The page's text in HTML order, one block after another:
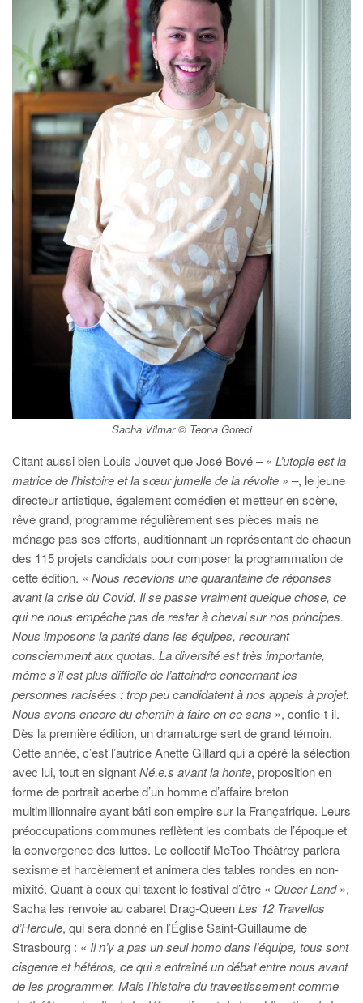
Sacha Vilmar © Teona Goreci
Citant aussi bien Louis Jouvet que José Bové – « L’utopie est la
matrice de l’histoire et la sœur jumelle de la révolte » –, le jeune
directeur artistique, également comédien et metteur en scène,
rêve grand, programme régulièrementses pièces mais ne
ménage pas ses efforts, auditionnant un représentant de chacun
des 115 projets candidats pour composer laprogrammation de
cette édition. « Nous recevions une quarantaine de réponses
avant la crise du Covid. Il se passe vraiment quelque chose, ce
qui ne nous empêche pas de rester à cheval sur nos principes.
Nous imposons la parité dans les équipes, recourant
consciemment aux quotas. La diversité est très importante,
même s’il est plus difficile de l’atteindre concernant les
personnes racisées : trop peu candidatent à nos appels à projet.
Nous avons encore du chemin à faire en ce sens », confie-t-il.
Dès la première édition, un dramaturge sert de grand témoin.
Cette année, c’est l’autrice Anette Gillard qui a opéré la sélection
avec lui, tout en signantNé.e.s avant la honte, proposition en
forme de portrait acerbe d’un homme d’affaire breton
multimillionnaire ayant bâti son empire sur la Françafrique. Leurs
préoccupations communes reflètent les combats de l’époque et
la convergence des luttes. Le collectif MeToo Théâtrey parlera
sexisme et harcèlement et animera des tables rondes en non-
mixité. Quant à ceux qui taxent le festival d’être « Queer Land»,
Sacha les renvoie au cabaret Drag-QueenLes 12 Travellos
d’Hercule, qui sera donné en l’Église Saint-Guillaume de
Strasbourg : « Il n’y a pas un seul homo dans l’équipe, tous sont
cisgenre et hétéros, ce qui a entraîné un débat entre nous avant
de les programmer. Mais l’histoire du travestissementcomme